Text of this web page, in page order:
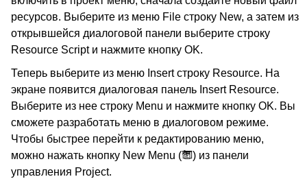
ресурсов. Выберите из меню File строку New, а затем из
открывшейся диалоговой панели выберите строку
Resource Script и нажмите кнопку OK.
Теперь выберите из меню Insert строку Resource. На
экране появится диалоговая панель Insert Resource.
Выберите из нее строку Menu и нажмите кнопку OK. Вы
сможете разработать меню в диалоговом режиме.
Чтобы быстрее перейти к редактированию меню,
можно нажать кнопку New Menu (
) из панели
управления Project.